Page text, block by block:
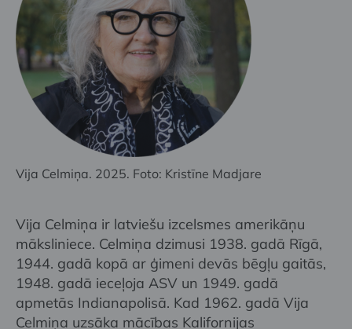
Vija Celmiņa. 2025. Foto: Kristīne Madjare
Vija Celmiņa ir latviešu izcelsmes amerikāņu
māksliniece. Celmiņa dzimusi 1938. gadā Rīgā,
1944. gadā kopā ar ģimeni devās bēgļu gaitās,
1948. gadā ieceļoja ASV un 1949. gadā
apmetās Indianapolisā. Kad 1962. gadā Vija
Celmiņa uzsāka mācības Kalifornijas